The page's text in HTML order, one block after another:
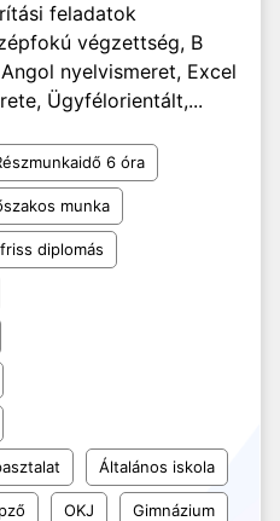
feladatok
végzettség, B
nyelvismeret, Excel
Ügyfélorientált,...
6 óra
munka
diplomás
Általános iskola
OKJ Gimnázium